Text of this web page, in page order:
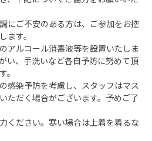
にご不安のある方は、ご参加をお控
ます。
アルコール消毒液等を設置いたしま
い、手洗いなど各自予防に努めて頂
。
感染予防を考慮し、スタッフはマス
ただく場合がございます。予めご了
ください。寒い場合は上着を着るな